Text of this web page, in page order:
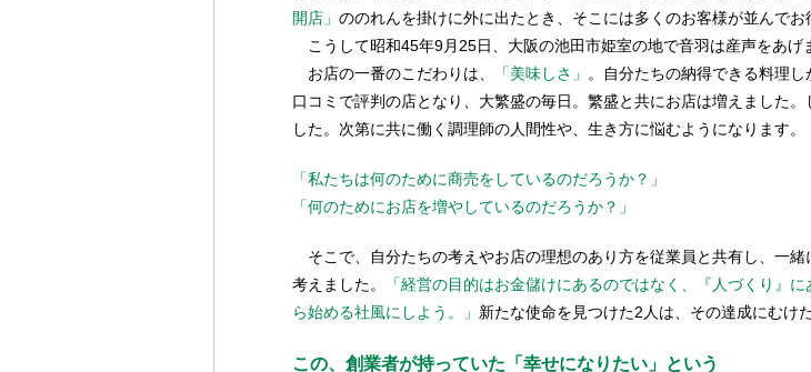
開店」 ののれんを掛けに外に出たとき、そこには多くのお客様が並んでお
こうして昭和45年9月25日、大阪の池田市姫室の地で音羽は産声をあげ
お店の一番のこだわりは、
「美味しさ」
。自分たちの納得できる料理
口コミで評判の店となり、大繁盛の毎日。繁盛と共にお店は増えました
した。次第に共に働く調理師の人間性や、生き方に悩むようになります。
「私たちは何のために商売をしているのだろうか？」
「何のためにお店を増やしているのだろうか？」
そこで、自分たちの考えやお店の理想のあり方を従業員と共有し、一
考えました。
「経営の目的はお金儲けにあるのではなく、『人づくり』
ら始める社風にしよう。」 新たな使命を見つけた2人は、その達成にむけ
この、創業者が持っていた「幸せになりたい」という